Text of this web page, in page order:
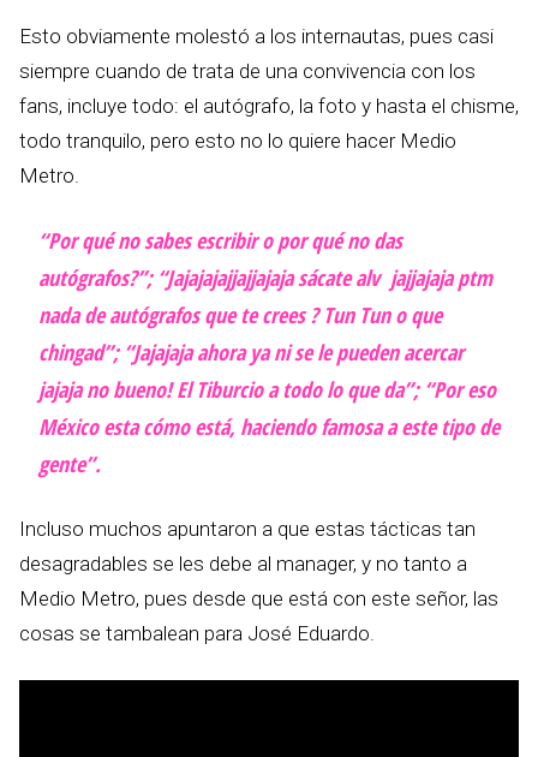
Esto obviamente molestó a los internautas, pues casi
siempre cuando de trata de una convivencia con los
fans, incluye todo: el autógrafo, la foto y hasta el chisme,
todo tranquilo, pero esto no lo quiere hacer Medio
Metro.
“Por qué no sabes escribir o por qué no das
autógrafos?”; “Jajajajajjajjajaja sácate alv jajjajaja ptm
nada de autógrafos que te crees ? Tun Tun o que
chingad”; “Jajajaja ahora ya ni se le pueden acercar
jajaja no bueno! El Tiburcio a todo lo que da”; “Por eso
México esta cómo está, haciendo famosa a este tipo de
gente”.
Incluso muchos apuntaron a que estas tácticas tan
desagradables se les debe al manager, y no tanto a
Medio Metro, pues desde que está con este señor, las
cosas se tambalean para José Eduardo.